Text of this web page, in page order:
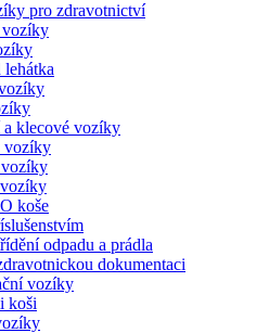
pro zdravotnictví
vozíky
a klecové vozíky
vozíky
koše
odpadu a prádla
dokumentaci
vozíky
koši